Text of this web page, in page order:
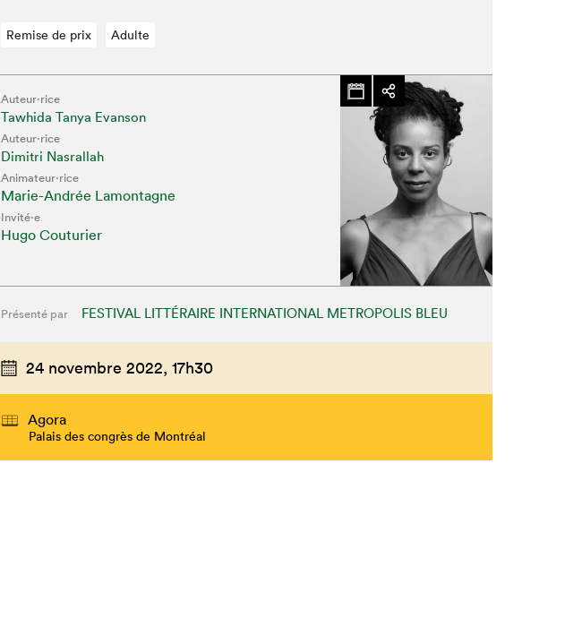
Fermer
Remise de prix Adulte
Auteur·rice
Tawhida Tanya Evanson
Auteur·rice
Dimitri Nasrallah
Animateur⋅rice
Marie-Andrée Lamontagne
Invité⋅e
Hugo Couturier
Présenté par FESTIVAL LITTÉRAIRE INTERNATIONAL METROPOLIS BLEU
24 novembre 2022, 17h30
Agora
Palais des congrès de Montréal